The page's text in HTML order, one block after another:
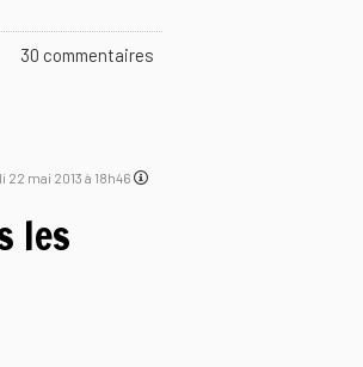
30 commentaires
mai 2013 à 18h46
les